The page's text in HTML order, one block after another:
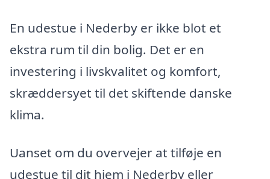
En udestue i Nederby er ikke blot et
ekstra rum til din bolig. Det er en
investering i livskvalitet og komfort,
skræddersyet til det skiftende danske
klima.
Uanset om du overvejer at tilføje en
udestue til dit hjem i Nederby eller